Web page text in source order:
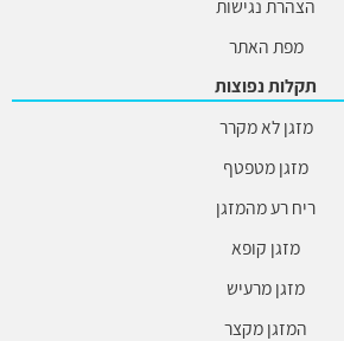
הצהרת נגישות
מפת האתר
תקלות נפוצות
מזגן לא מקרר
מזגן מטפטף
ריח רע מהמזגן
מזגן קופא
מזגן מרעיש
המזגן מקצר